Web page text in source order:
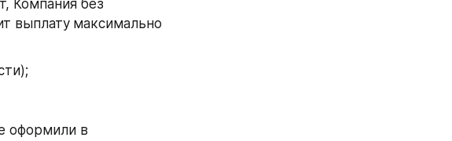
выплату максимально
оформили в